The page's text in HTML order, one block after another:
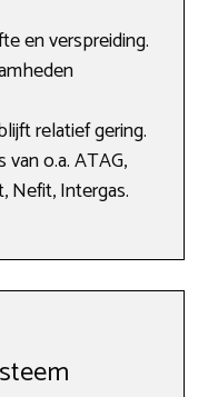
en verspreiding.
relatief gering.
o.a. ATAG,
Nefit, Intergas.